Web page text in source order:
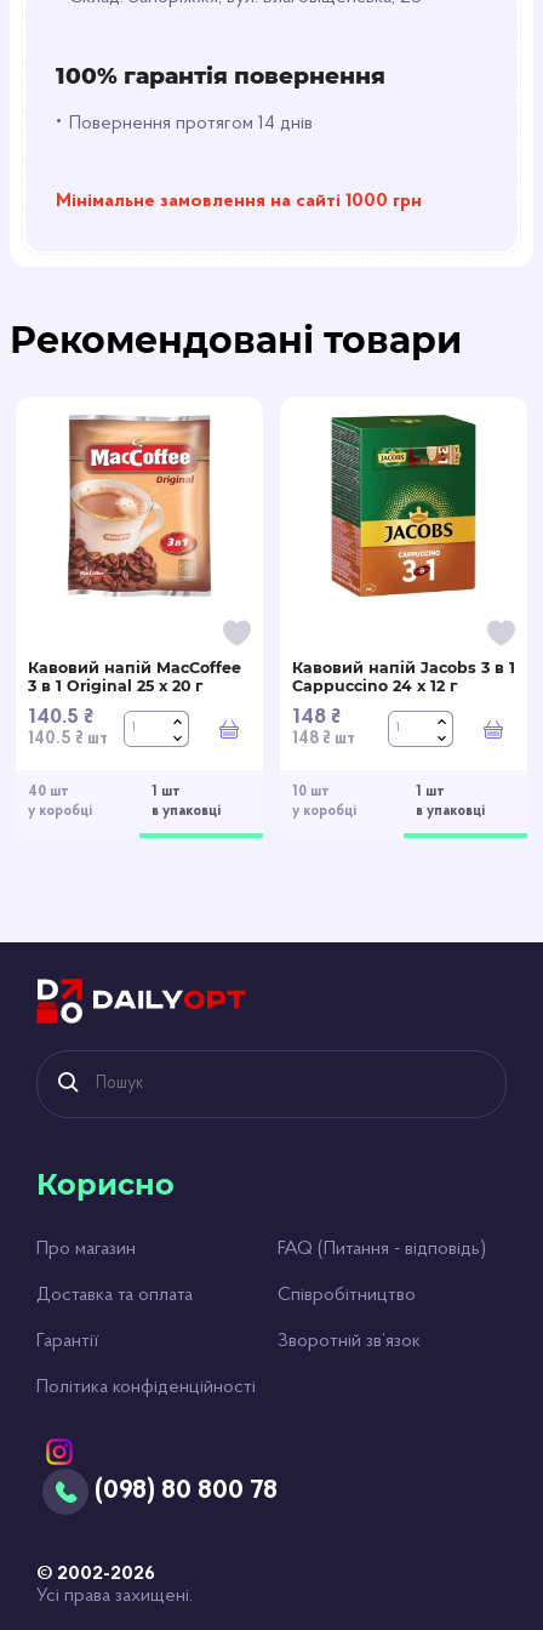
100% гарантія повернення
• Повернення протягом 14 днів
Мінімальне замовлення на сайті 1000 грн
умови співпраці як для дрібного, так і великого
Льодяники Chupa Chups MINI - це яскраві і смачні
ласощі, які подарують вам і вашим близьким
себе та своїх друзів. Забезпечте собі та своїм
Рекомендовані товари
40 шт
у коробці
1 шт
в упаковці
Кавовий напій MacCoffee
3 в 1 Original 25 х 20 г
140.5 ₴
140.5 ₴ шт У кошик
10 шт
у коробці
1 шт
в упаковці
Кавовий напій Jacobs 3 в 1
Cappuccino 24 х 12 г
148 ₴
148 ₴ шт У
Корисно
Про магазин FAQ (Питання - відповідь)
Доставка та оплата Співробітництво
Гарантії Зворотній зв’язок
Політика конфіденційності
(098) 80 800 78
© 2002-2026
Усі права захищені.